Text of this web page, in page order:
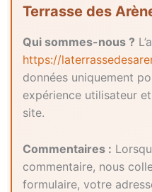
Terrasse des
Qui sommes-nous ?
https://
données uniquement
expérience utilisateur
site.
Commentaires :
commentaire, nous
formulaire, votre